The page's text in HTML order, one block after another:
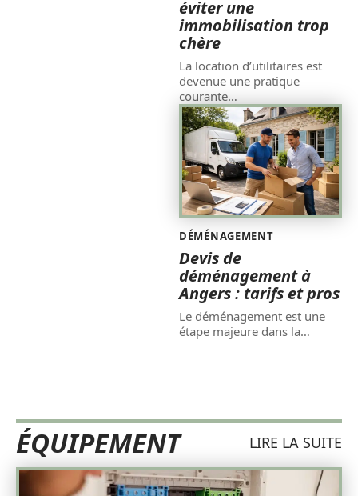
éviter une
immobilisation trop
chère
La location d’utilitaires est
devenue une pratique
courante…
DÉMÉNAGEMENT
Devis de
déménagement à
Angers : tarifs et pros
Le déménagement est une
étape majeure dans la…
ÉQUIPEMENT LIRE LA SUITE